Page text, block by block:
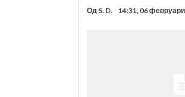
Од S. D. 14:31, 06 февруари